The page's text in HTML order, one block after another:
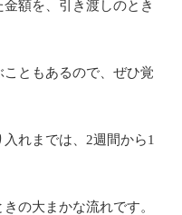
額を、引き渡しのとき
ともあるので、ぜひ覚
れまでは、2週間から1
の大まかな流れです。